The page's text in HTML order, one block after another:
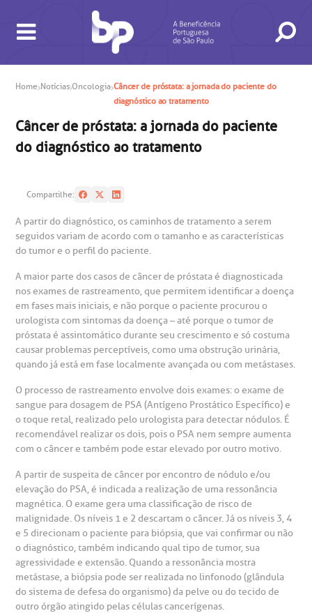
de consultas e exames
in antecipado
de exames
de Exames
SAC
A BP conta com você para melhorar sempre a qualidade do
atendimento e dos serviços prestados.
A Ouvidoria e SAC são canais para você, cliente da BP, tirar
suas dúvidas, registrar suas reclamações ou fazer elogios
relacionados ao nosso atendimento e aos nossos serviços.
Horário de atendimento: 2ª a 6ª feira das 7h às 18h
(11)3505-1000
ouvidoria@bp.org.br
Hospital BP
Saiba mais
Endereço:
Rua Maestro Cardim, 769
CEP: 01323-001 | Bela Vista
São Paulo - SP
e Pesquisa
do médico
de conduta
social da BP
corporativa
Telemedicina BP
de atendimento
de Visita
socorro
de cópia de prontuário médico
de Oncologia e Hematologia
de Excelência em Neurologia e
de Excelência em Ortopedia
especialidades
Home Notícias Oncologia Câncer de próstata: a jornada do paciente do
diagnóstico ao tratamento
Câncer de próstata: a jornada do paciente
do diagnóstico ao tratamento
Compartilhe:
A partir do diagnóstico, os caminhos de tratamento a serem
seguidos variam de acordo com o tamanho e as características
do tumor e o perfil do paciente.
A maior parte dos casos de câncer de próstata é diagnosticada
nos exames de rastreamento, que permitem identificar a doença
em fases mais iniciais, e não porque o paciente procurou o
urologista com sintomas da doença – até porque o tumor de
próstata é assintomático durante seu crescimento e só costuma
causar problemas perceptíveis, como uma obstrução urinária,
quando já está em fase localmente avançada ou com metástases.
O processo de rastreamento envolve dois exames: o exame de
sangue para dosagem de PSA (Antígeno Prostático Específico) e
o toque retal, realizado pelo urologista para detectar nódulos. É
recomendável realizar os dois, pois o PSA nem sempre aumenta
com o câncer e também pode estar elevado por outro motivo.
A partir de suspeita de câncer por encontro de nódulo e/ou
elevação do PSA, é indicada a realização de uma ressonância
magnética. O exame gera uma classificação de risco de
malignidade. Os níveis 1 e 2 descartam o câncer. Já os níveis 3, 4
e 5 direcionam o paciente para biópsia, que vai confirmar ou não
o diagnóstico, também indicando qual tipo de tumor, sua
agressividade e extensão. Quando a ressonância mostra
metástase, a biópsia pode ser realizada no linfonodo (glândula
do sistema de defesa do organismo) da pelve ou do tecido de
outro órgão atingido pelas células cancerígenas.